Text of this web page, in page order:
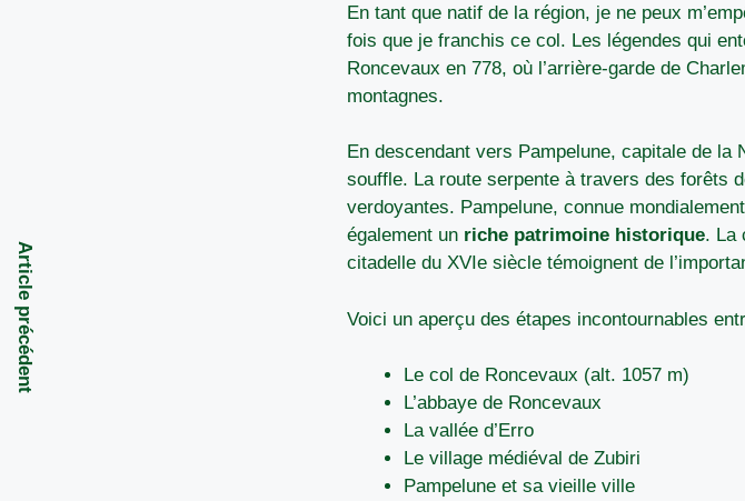
En tant que natif de la région, je ne peux
fois que je franchis ce col. Les légendes qui
Roncevaux en 778, où l’arrière-garde de
montagnes.
En descendant vers Pampelune, capitale de
souffle. La route serpente à travers des forêts
verdoyantes. Pampelune, connue
également un riche patrimoine historique. La
citadelle du XVIe siècle témoignent de
Voici un aperçu des étapes incontournables
Le col de Roncevaux (alt. 1057 m)
L’abbaye de Roncevaux
La vallée d’Erro
Le village médiéval de Zubiri
Pampelune et sa vieille ville
Article précédent